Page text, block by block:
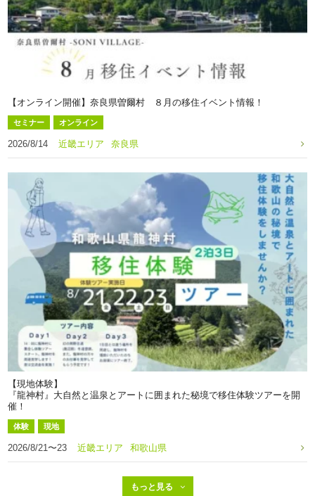
【オンライン開催】奈良県曽爾村 ８月の移住イベント情報！
セミナー オンライン
2026/8/14 近畿エリア 奈良県
【現地体験】
『龍神村』大自然と温泉とアートに囲まれた秘境で移住体験ツアーを開
催！
体験 現地
2026/8/21〜23 近畿エリア 和歌山県